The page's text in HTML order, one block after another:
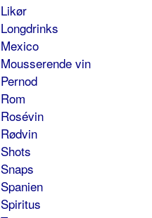
Likør
Longdrinks
Mexico
Mousserende vin
Pernod
Rom
Rosévin
Rødvin
Shots
Snaps
Spanien
Spiritus